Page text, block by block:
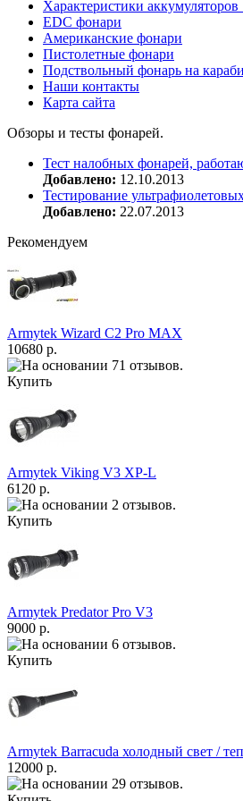
Характеристики аккумуляторов
EDC фонари
Американские фонари
Пистолетные фонари
Подствольный фонарь на
Наши контакты
Карта сайта
Обзоры и тесты фонарей.
Тест налобных фонарей,
Добавлено: 12.10.2013
Тестирование
Добавлено: 22.07.2013
Рекомендуем
Armytek Wizard С2 Pro MAX
10680 р.
Купить
Armytek Viking V3 XP-L
6120 р.
Купить
Armytek Predator Pro V3
9000 р.
Купить
Armytek Barracuda холодный свет /
12000 р.